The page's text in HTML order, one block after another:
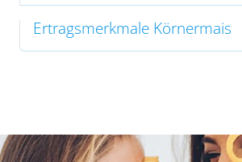
Ertragsmerkmale Körnermais